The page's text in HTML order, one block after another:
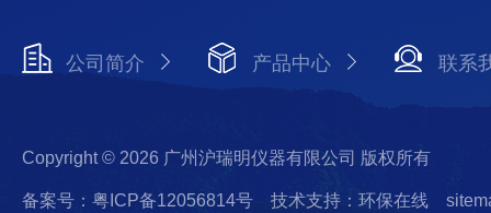
公司简介 产品中心 联系
Copyright © 2026 广州沪瑞明仪器有限公司 版权所有
备案号：粤ICP备12056814号 技术支持：环保在线